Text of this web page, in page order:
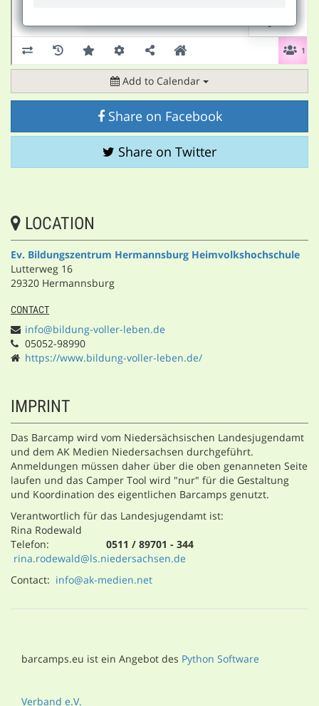
Add to Calendar
Share on Facebook
Share on Twitter
LOCATION
Ev. Bildungszentrum Hermannsburg Heimvolkshochschule
Lutterweg 16
29320 Hermannsburg
CONTACT
info@bildung-voller-leben.de
05052-98990
https://www.bildung-voller-leben.de/
IMPRINT
Das Barcamp wird vom Niedersächsischen Landesjugendamt
und dem AK Medien Niedersachsen durchgeführt.
Anmeldungen müssen daher über die oben genanneten Seite
laufen und das Camper Tool wird "nur" für die Gestaltung
und Koordination des eigentlichen Barcamps genutzt.
Verantwortlich für das Landesjugendamt ist:
Rina Rodewald
Telefon: 0511 / 89701 - 344
rina.rodewald@ls.niedersachsen.de
Contact: info@ak-medien.net
barcamps.eu ist ein Angebot des Python Software
Verband e.V.